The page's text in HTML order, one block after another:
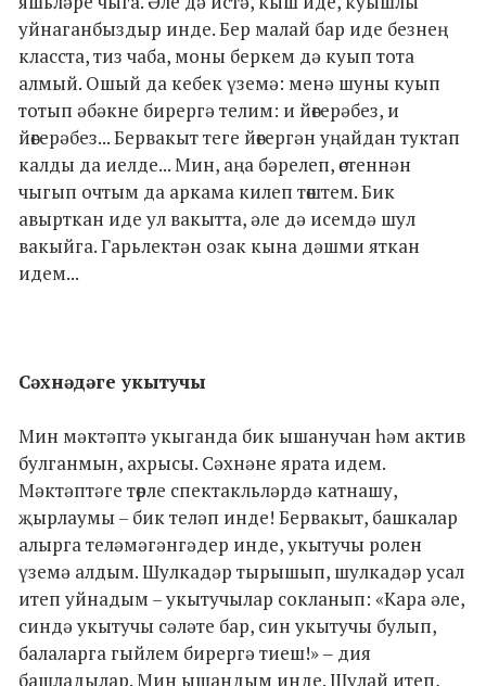
уйнаганбыздыр инде. Бер малай бар иде безнең
класста, тиз чаба, моны беркем дә куып тота
алмый. Ошый да кебек үземә: менә шуны куып
тотып әбәкне бирергә телим: и йөгерәбез, и
йөгерәбез... Бервакыт теге йөгергән уңайдан туктап
калды да иелде... Мин, аңа бәрелеп, өстеннән
чыгып очтым да аркама килеп төштем. Бик
авырткан иде ул вакытта, әле дә исемдә шул
вакыйга. Гарьлектән озак кына дәшми яткан
идем...
Сәхнәдәге укытучы
Мин мәктәптә укыганда бик ышанучан һәм актив
булганмын, ахрысы. Сәхнәне ярата идем.
Мәктәптәге төрле спектакльләрдә катнашу,
җырлаумы – бик теләп инде! Бервакыт, башкалар
алырга теләмәгәнгәдер инде, укытучы ролен
үземә алдым. Шулкадәр тырышып, шулкадәр усал
итеп уйнадым – укытучылар сокланып: «Кара әле,
синдә укытучы сәләте бар, син укытучы булып,
балаларга гыйлем бирергә тиеш!» ‒ дия
башладылар. Мин ышандым инде. Шулай итеп,